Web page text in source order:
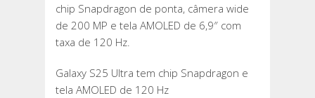
chip Snapdragon de ponta, câmera wide
de 200 MP e tela AMOLED de 6,9″ com
taxa de 120 Hz.
Galaxy S25 Ultra tem chip Snapdragon e
tela AMOLED de 120 Hz